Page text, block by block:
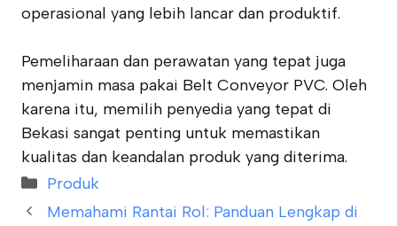
operasional yang lebih lancar dan produktif.
Pemeliharaan dan perawatan yang tepat juga
menjamin masa pakai Belt Conveyor PVC. Oleh
karena itu, memilih penyedia yang tepat di
Bekasi sangat penting untuk memastikan
kualitas dan keandalan produk yang diterima.
Categories
Produk
Memahami Rantai Rol: Panduan Lengkap di